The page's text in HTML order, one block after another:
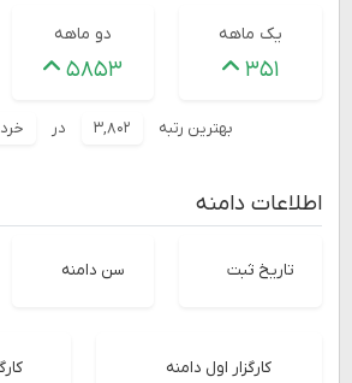
یک ماهه
۳۵۱
دو ماهه
۵۸۵۳
بهترین رتبه ۳,۸۰۲ در خرداد
اطلاعات دامنه
تاریخ ثبت سن دامنه
کارگزار اول دامنه